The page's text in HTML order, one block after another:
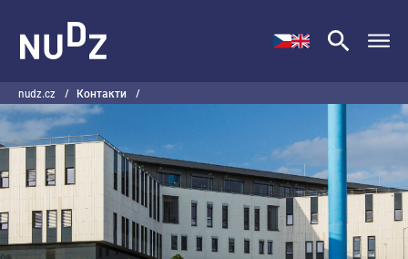
nudz.cz / Контакти /